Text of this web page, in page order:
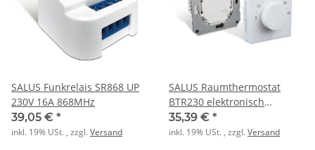
SALUS Funkrelais SR868 UP
230V 16A 868MHz
39,05 € *
inkl. 19% USt. , zzgl.Versand
SALUS Raumthermostat
BTR230 elektronisch
Drehregler 55x55 mm
35,39 € *
inkl. 19% USt. , zzgl.Versand